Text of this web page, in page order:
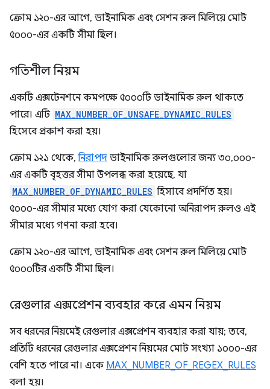
ক্রোম ১২০-এর আগে, ডাইনামিক এবং সেশন রুল মিলিয়ে মোট
৫০০০-এর একটি সীমা ছিল।
গতিশীল নিয়ম
একটি এক্সটেনশনে কমপক্ষে ৫০০০টি ডাইনামিক রুল থাকতে
পারে। এটি MAX_NUMBER_OF_UNSAFE_DYNAMIC_RULES
হিসেবে প্রকাশ করা হয়।
ক্রোম ১২১ থেকে,নিরাপদ ডাইনামিক রুলগুলোর জন্য ৩০,০০০-
এর একটি বৃহত্তর সীমা উপলব্ধ করা হয়েছে, যা
MAX_NUMBER_OF_DYNAMIC_RULES হিসাবে প্রদর্শিত হয়।
৫০০০-এর সীমার মধ্যে যোগ করা যেকোনো অনিরাপদ রুলও এই
সীমার মধ্যে গণনা করা হবে।
ক্রোম ১২০-এর আগে, ডাইনামিক এবং সেশন রুল মিলিয়ে মোট
৫০০০টির একটি সীমা ছিল।
রেগুলার এক্সপ্রেশন ব্যবহার করে এমন নিয়ম
সব ধরনের নিয়মেই রেগুলার এক্সপ্রেশন ব্যবহার করা যায়; তবে,
প্রতিটি ধরনের রেগুলার এক্সপ্রেশন নিয়মের মোট সংখ্যা ১০০০-এর
বেশি হতে পারে না। একে MAX_NUMBER_OF_REGEX_RULES
বলা হয়।